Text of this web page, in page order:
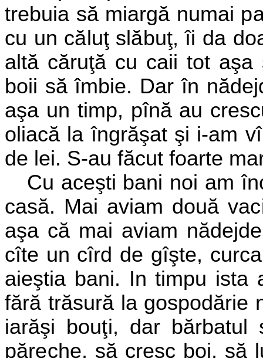
trebuia să miargă numai
cu un căluţ slăbuţ, îi da
altă căruţă cu caii tot
boii să îmbie. Dar în
aşa un timp, pînă au
oliacă la îngrăşat şi i-am
de lei. S-au făcut foarte
Cu aceşti bani noi am
casă. Mai aviam două
aşa că mai aviam
cîte un cîrd de gîşte,
aieştia bani. In timpu ista
fără trăsură la gospodărie
iarăşi bouţi, dar bărbatul
păreche, să cresc boi, să